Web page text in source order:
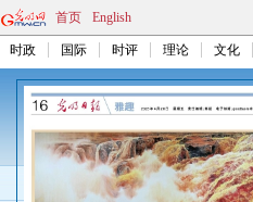
首页 English
时政 国际 时评 理论 文化